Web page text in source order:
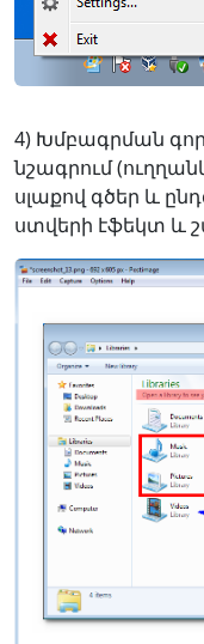
4) Խմբագրման
նշագրում
սլաքով գծեր և
ստվերի էֆեկտ և